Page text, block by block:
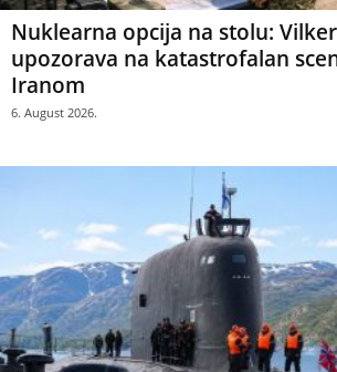
Nuklearna opcija na stolu:
upozorava na katastrofalan
Iranom
6. August 2026.